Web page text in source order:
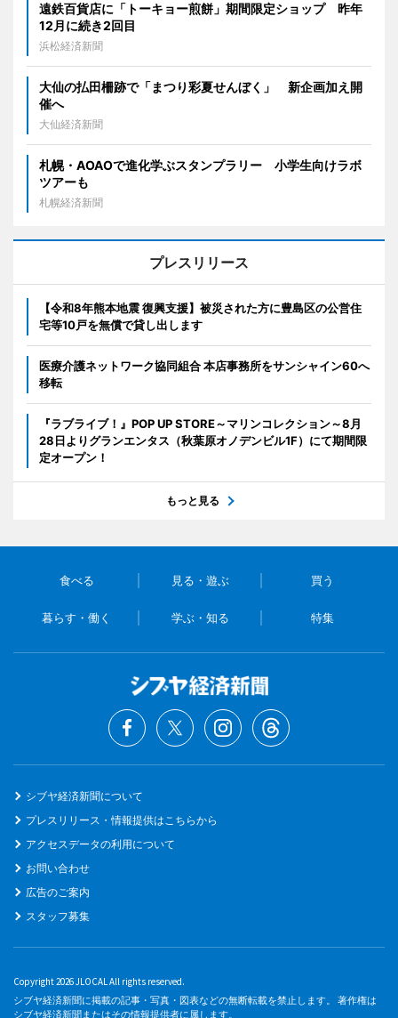
遠鉄百貨店に「トーキョー煎餅」期間限定ショップ 昨年
12月に続き2回目
浜松経済新聞
大仙の払田柵跡で「まつり彩夏せんぼく」 新企画加え開
催へ
大仙経済新聞
札幌・AOAOで進化学ぶスタンプラリー 小学生向けラボ
ツアーも
札幌経済新聞
プレスリリース
【令和8年熊本地震 復興支援】被災された方に豊島区の公営住
宅等10戸を無償で貸し出します
医療介護ネットワーク協同組合 本店事務所をサンシャイン60へ
移転
『ラブライブ！』POP UP STORE～マリンコレクション～8月
28日よりグランエンタス（秋葉原オノデンビル1F）にて期間限
定オープン！
もっと見る
食べる 見る・遊ぶ 買う
暮らす・働く 学ぶ・知る 特集
シブヤ経済新聞について
プレスリリース・情報提供はこちらから
アクセスデータの利用について
お問い合わせ
広告のご案内
スタッフ募集
Copyright 2026 JLOCAL All rights reserved.
シブヤ経済新聞に掲載の記事・写真・図表などの無断転載を禁止します。 著作権は
シブヤ経済新聞またはその情報提供者に属します。